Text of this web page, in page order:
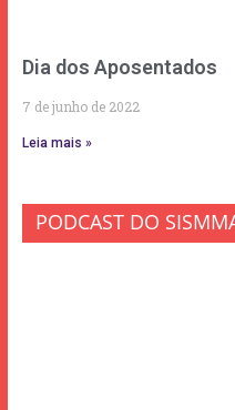
Dia dos Aposentados
7 de junho de 2022
Leia mais »
PODCAST DO